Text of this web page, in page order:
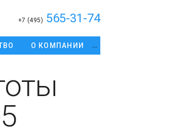
+7 (495) 565-31-74
О КОМПАНИИ